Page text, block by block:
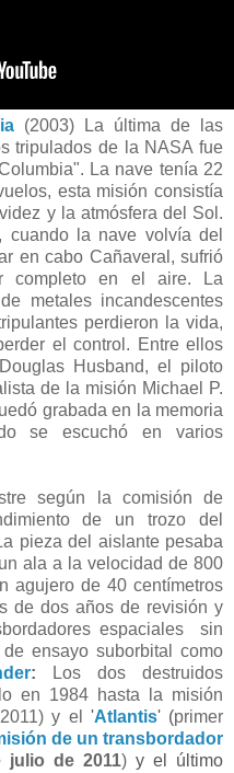
(2003) La última de las
tripulados de la NASA fue
La nave tenía 22
esta misión consistía
y la atmósfera del Sol.
, cuando la nave volvía del
en cabo Cañaveral, sufrió
completo en el aire. La
metales incandescentes
perdieron la vida,
el control. Entre ellos
Husband, el piloto
de la misión Michael P.
grabada en la memoria
se escuchó en varios
según la comisión de
de un trozo del
pieza del aislante pesaba
ala a la velocidad de 800
agujero de 40 centímetros
de dos años de revisión y
espaciales
sin
de ensayosuborbital como
: Los dos destruidos
en 1984 hasta la misión
y el 'Atlantis' (primer
de un transbordador
julio de 2011) y el último